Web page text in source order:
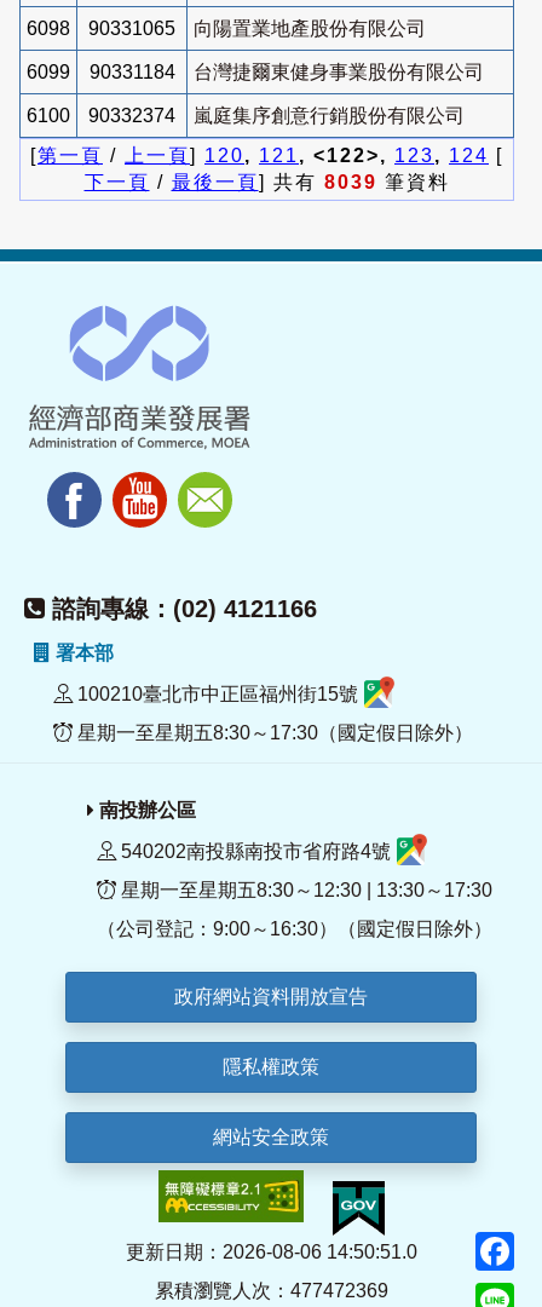
6098 90331065 向陽置業地產股份有限公司
6099 90331184 台灣捷爾東健身事業股份有限公司
6100 90332374
嵐庭集序創意行銷股份有限公司
[第一頁 / 上一頁] 120, 121 , <122>, 123, 124 [
下一頁 / 最後一頁] 共有 8039 筆資料
諮詢專線：(02) 4121166
署本部
100210臺北市中正區福州街15號
星期一至星期五8:30～17:30（國定假日除外）
南投辦公區
540202南投縣南投市省府路4號
星期一至星期五8:30～12:30 | 13:30～17:30
（公司登記：9:00～16:30）（國定假日除外）
政府網站資料開放宣告
隱私權政策
網站安全政策
更新日期：2026-08-06 14:50:51.0
累積瀏覽人次：477472369